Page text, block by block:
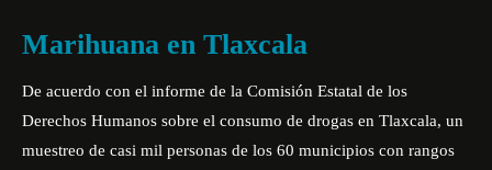
Marihuana en Tlaxcala
De acuerdo con el informe de la Comisión Estatal de los
Derechos Humanos sobre el consumo de drogas en Tlaxcala, un
muestreo de casi mil personas de los 60 municipios con rangos